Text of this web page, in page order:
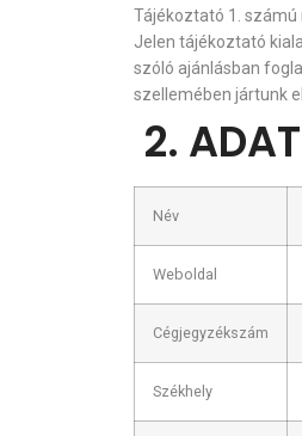
Tájékoztató 1.
Jelen tájékoztató
szóló ajánlásban
szellemében jártunk el.
2.
Név
Weboldal
Cégjegyzékszám
Székhely